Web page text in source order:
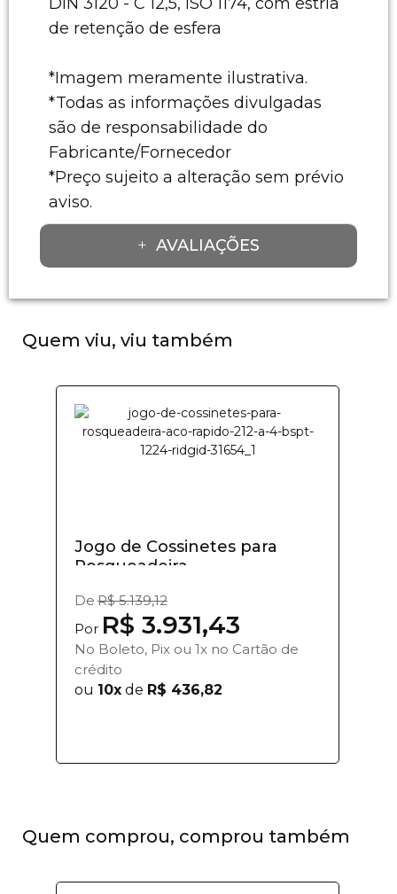
de retenção de esfera
*Imagem meramente ilustrativa.
*Todas as informações divulgadas
são de responsabilidade do
Fabricante/Fornecedor
*Preço sujeito a alteração sem prévio
aviso.
AVALIAÇÕES
Quem viu, viu também
Jogo de Cossinetes para
Rosqueadeira...
De R$ 5.139,12
Por R$ 3.931,43
No Boleto, Pix ou 1x no Cartão de
crédito
ou 10x de R$ 436,82
Quem comprou, comprou também